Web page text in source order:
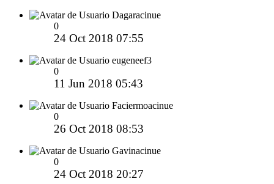
Dagaracinue
0
24 Oct 2018 07:55
eugeneef3
0
11 Jun 2018 05:43
Faciermoacinue
0
26 Oct 2018 08:53
Gavinacinue
0
24 Oct 2018 20:27